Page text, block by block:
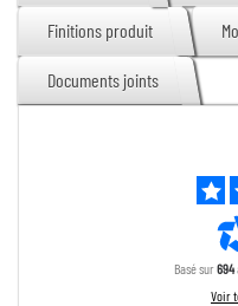
Finitions produit
Documents joints
Basé sur694
Voir